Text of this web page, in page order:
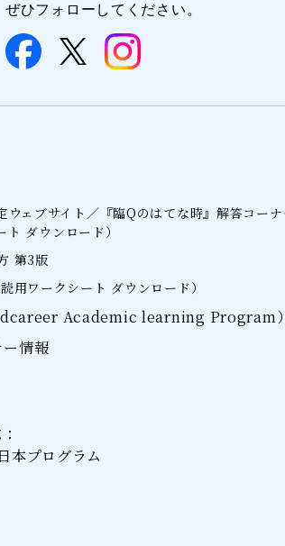
ぜひフォローしてください。
ェブサイト／『臨Qのはてな時』解答コーナ
ダウンロード）
第3版
用ワークシート ダウンロード）
Academic learning Program）
情報
本プログラム